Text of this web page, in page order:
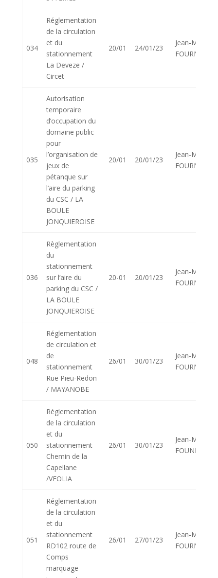
034
Réglementation
de la circulation
et du
stationnement
La Deveze /
Circet
20/01 24/01/23
Jean-Marie
FOURNIER
035
Autorisation
temporaire
d’occupation du
domaine public
pour
l’organisation de
jeux de
pétanque sur
l’aire du parking
du CSC / LA
BOULE
JONQUIEROISE
20/01 20/01/23
Jean-Marie
FOURNIER
036
Règlementation
du
stationnement
sur l’aire du
parking du CSC /
LA BOULE
JONQUIEROISE
20-01 20/01/23
Jean-Marie
FOURNIER
048
Réglementation
de circulation et
de
stationnement
Rue Pieu-Redon
/ MAYANOBE
26/01 30/01/23
Jean-Marie
FOURNIER
050
Réglementation
de la circulation
et du
stationnement
Chemin de la
Capellane
/VEOLIA
26/01 30/01/23
Jean-Marie
FOUNIER
051
Réglementation
de la circulation
et du
stationnement
RD102 route de
Comps
marquage
26/01 27/01/23
Jean-Marie
FOURNIER